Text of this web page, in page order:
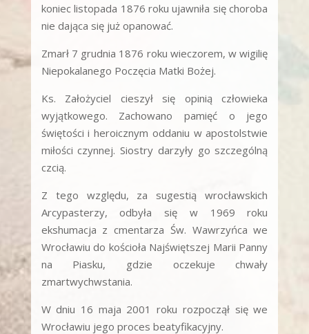
koniec listopada 1876 roku ujawniła się choroba
nie dająca się już opanować.
Zmarł 7 grudnia 1876 roku wieczorem, w wigilię
Niepokalanego Poczęcia Matki Bożej.
Ks. Założyciel cieszył się opinią człowieka
wyjątkowego. Zachowano pamięć o jego
świętości i heroicznym oddaniu w apostolstwie
miłości czynnej. Siostry darzyły go szczególną
czcią.
Z tego względu, za sugestią wrocławskich
Arcypasterzy, odbyła się w 1969 roku
ekshumacja z cmentarza Św. Wawrzyńca we
Wrocławiu do kościoła Najświętszej Marii Panny
na Piasku, gdzie oczekuje chwały
zmartwychwstania.
W dniu 16 maja 2001 roku rozpoczął się we
Wrocławiu jego proces beatyfikacyjny.